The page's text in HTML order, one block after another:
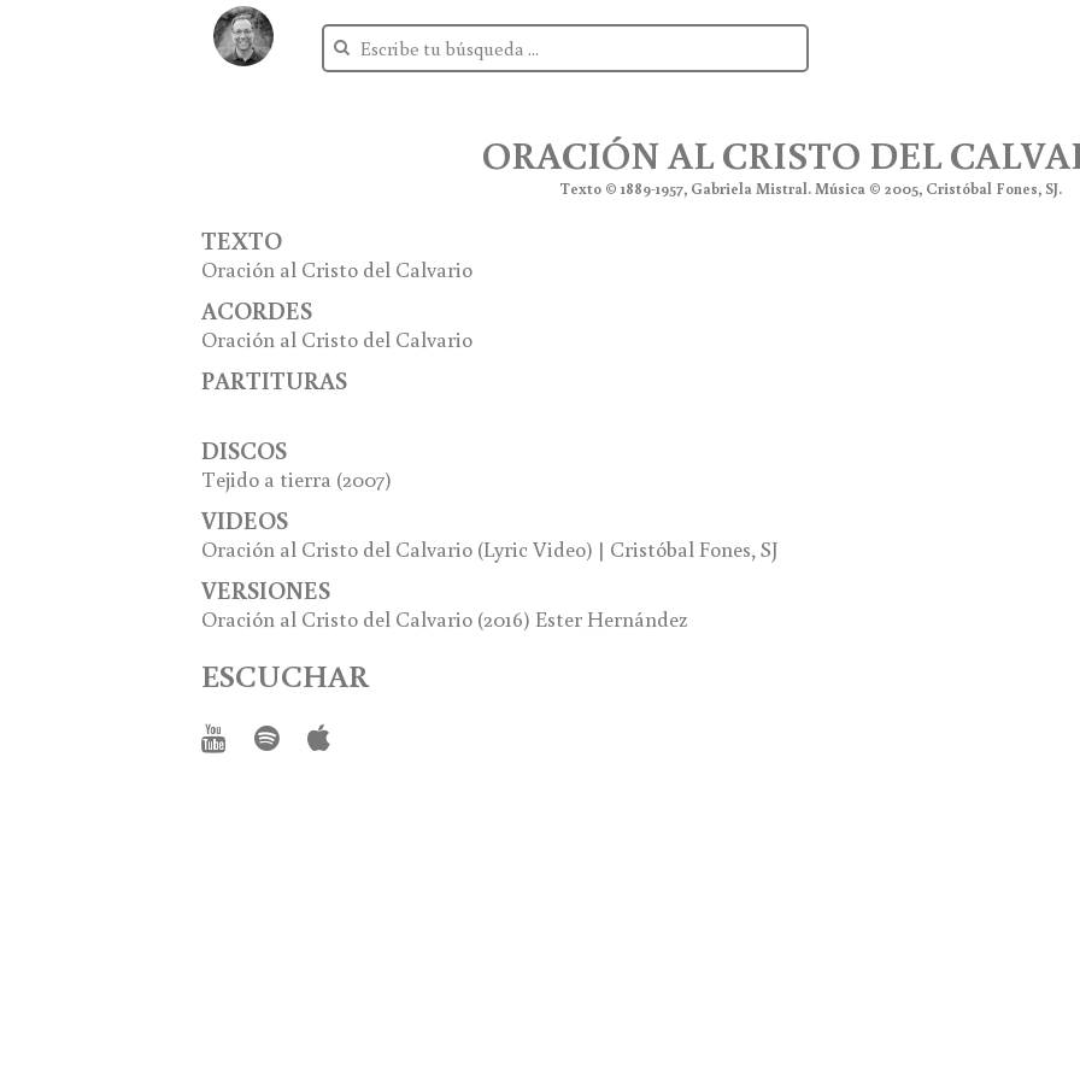
ORACIÓN AL CRISTO DEL
Texto © 1889-1957, Gabriela Mistral. Música © 2005, Cristóbal Fones, SJ.
TEXTO
Oración al Cristo del Calvario
ACORDES
Oración al Cristo del Calvario
PARTITURAS
DISCOS
Tejido a tierra (2007)
VIDEOS
Oración al Cristo del Calvario (Lyric Video) | Cristóbal Fones, SJ
VERSIONES
Oración al Cristo del Calvario (2016) Ester Hernández
ESCUCHAR